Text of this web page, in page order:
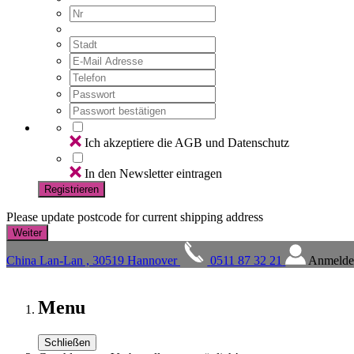
Ich akzeptiere die AGB und Datenschutz
In den Newsletter eintragen
Registrieren
Please update postcode for current shipping address
China Lan-Lan , 30519 Hannover 0511 87 32 21
Menu
Schließen